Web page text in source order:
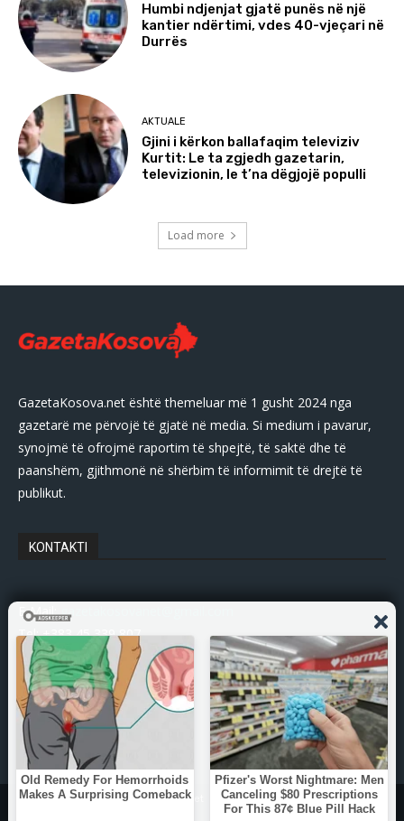
Humbi ndjenjat gjatë punës në një
kantier ndërtimi, vdes 40-vjeçari në
Durrës
AKTUALE
Gjini i kërkon ballafaqim televiziv
Kurtit: Le ta zgjedh gazetarin,
televizionin, le t’na dëgjojë populli
Load more
GazetaKosova.net është themeluar më 1 gusht 2024 nga
gazetarë me përvojë të gjatë në media. Si medium i pavarur,
synojmë të ofrojmë raportim të shpejtë, të saktë dhe të
paanshëm, gjithmonë në shërbim të informimit të drejtë të
publikut.
KONTAKTI
E-Mail:gazetakosovanet@gmail.com
Tel: +383 45 339 807
© Copyright - 2025 Gazetakosova.net